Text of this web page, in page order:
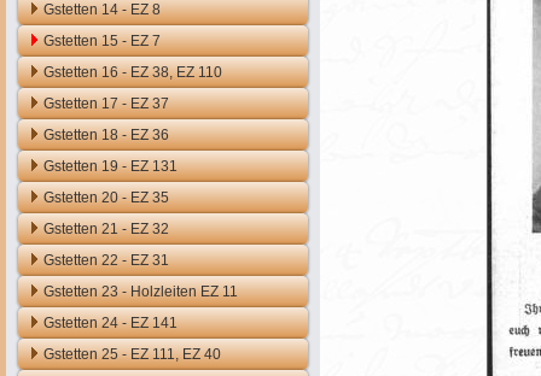
Gstetten 14 - EZ 8
Gstetten 15 - EZ 7
Gstetten 16 - EZ 38, EZ 110
Gstetten 17 - EZ 37
Gstetten 18 - EZ 36
Gstetten 19 - EZ 131
Gstetten 20 - EZ 35
Gstetten 21 - EZ 32
Gstetten 22 - EZ 31
Gstetten 23 - Holzleiten EZ 11
Gstetten 24 - EZ 141
Gstetten 25 - EZ 111, EZ 40